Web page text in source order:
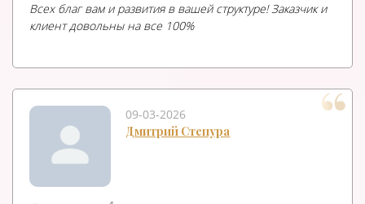
Всех благ вам и развития в вашей структуре! Заказчик и
клиент довольны на все 100%
09-03-2026
Дмитрий Степура